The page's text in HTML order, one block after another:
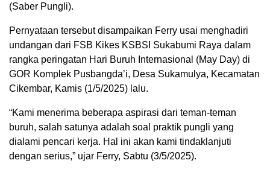
(Saber Pungli).
Pernyataan tersebut disampaikan Ferry usai menghadiri
undangan dari FSB Kikes KSBSI Sukabumi Raya dalam
rangka peringatan Hari Buruh Internasional (May Day) di
GOR Komplek Pusbangda’i, Desa Sukamulya, Kecamatan
Cikembar, Kamis (1/5/2025) lalu.
“Kami menerima beberapa aspirasi dari teman-teman
buruh, salah satunya adalah soal praktik pungli yang
dialami pencari kerja. Hal ini akan kami tindaklanjuti
dengan serius,” ujar Ferry, Sabtu (3/5/2025).